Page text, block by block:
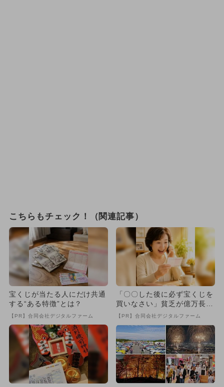
こちらもチェック！（関連記事）
宝くじが当たる人にだけ共通
する“ある特徴”とは？
【PR】合同会社デジタルファーム
「〇〇した後に必ず宝くじを
買いなさい」貧乏が億万長者
に
【PR】合同会社デジタルファーム